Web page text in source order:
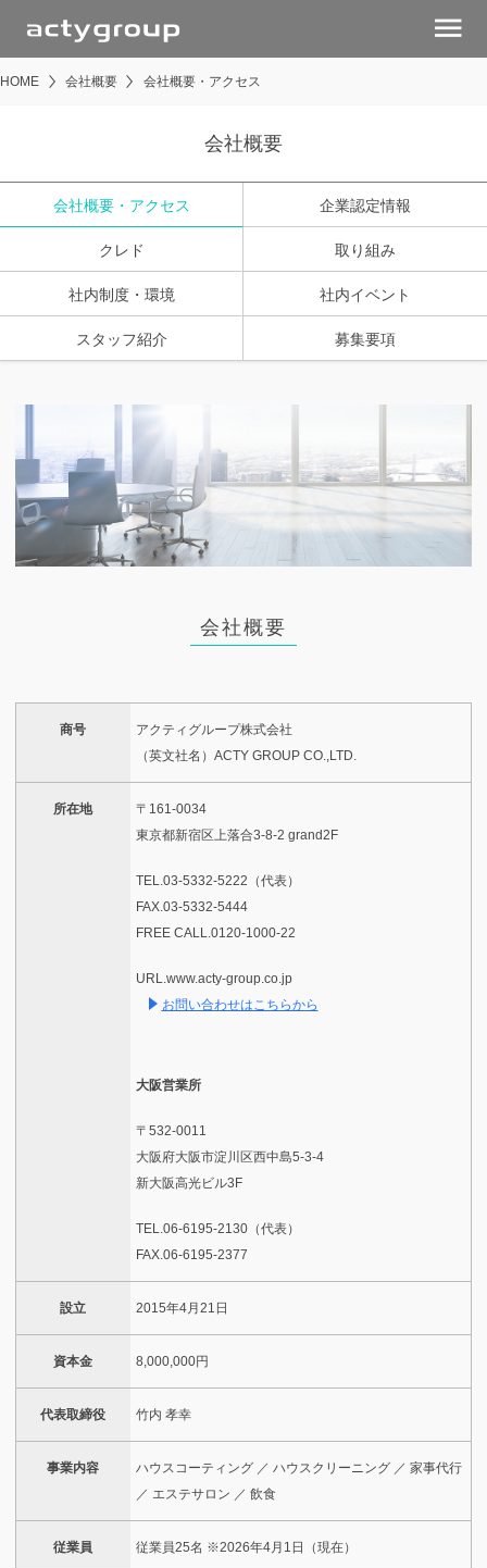
menu
HOME 会社概要 会社概要・アクセス
会社概要
会社概要・アクセス 企業認定情報
クレド 取り組み
社内制度・環境 社内イベント
スタッフ紹介 募集要項
会社概要
商号
アクティグループ株式会社
（英文社名）ACTY GROUP CO.,LTD.
所在地
〒161-0034
東京都新宿区上落合3-8-2 grand2F
TEL.03-5332-5222（代表）
FAX.03-5332-5444
FREE CALL.0120-1000-22
URL.www.acty-group.co.jp
お問い合わせはこちらから
大阪営業所
〒532-0011
大阪府大阪市淀川区西中島5-3-4
新大阪高光ビル3F
TEL.06-6195-2130（代表）
FAX.06-6195-2377
設立 2015年4月21日
資本金 8,000,000円
代表取締役 竹内 孝幸
事業内容
ハウスコーティング ／ ハウスクリーニング ／ 家事代行
／ エステサロン ／ 飲食
従業員 従業員25名 ※2026年4月1日（現在）